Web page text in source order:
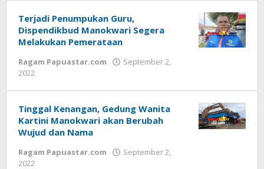
Terjadi Penumpukan Guru,
Dispendikbud Manokwari Segera
Melakukan Pemerataan
Ragam Papuastar.com
September 2,
2022
:
Papua
Star
Tinggal Kenangan, Gedung Wanita
Kartini Manokwari akan Berubah
Wujud dan Nama
Ragam Papuastar.com
September 2,
2022